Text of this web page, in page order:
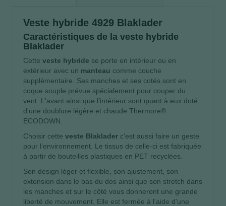
Veste hybride 4929 Blaklader
Caractéristiques de la veste hybride
Blaklader
Cette veste hybride se porte en intérieur ou en
extérieur avec un manteau comme couche
supplémentaire. Ses manches et ses cotés sont en
coque souple prévue spécialement pour couper du
vent. L'avant ainsi que l’intérieur sont quant à eux doté
d'une doublure légère et chaude Thermore®
ECODOWN.
Choisir cette veste Blaklader c'est aussi faire un geste
pour l’environnement. Le tissus de celle-ci est fabriquée
à partir de bouteilles plastiques en PET recyclées.
Son design léger et flexible, son ajustement, son
extension dans le bas du dos ainsi que son stretch dans
les manches et sur le côté vous donneront une grande
liberté de mouvement. Elle est fermée à l'aide d'une